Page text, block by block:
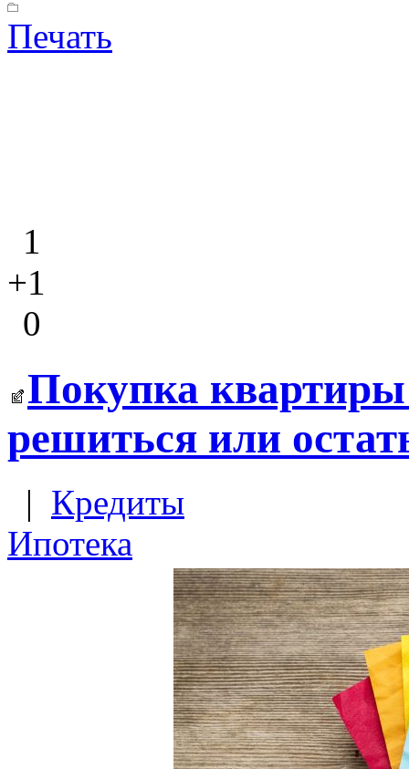
Печать
1
+1
0
Покупка квартиры
решиться или
| Кредиты
Ипотека